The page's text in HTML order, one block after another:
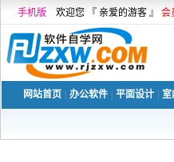
手机版 欢迎您 『 亲爱的游客 』 会
网站首页 办公软件 平面设计 室